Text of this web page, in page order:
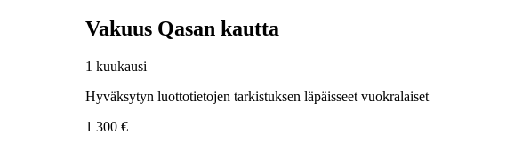
Vakuus Qasan kautta
1 kuukausi
Hyväksytyn luottotietojen tarkistuksen läpäisseet vuokralaiset
1 300 €